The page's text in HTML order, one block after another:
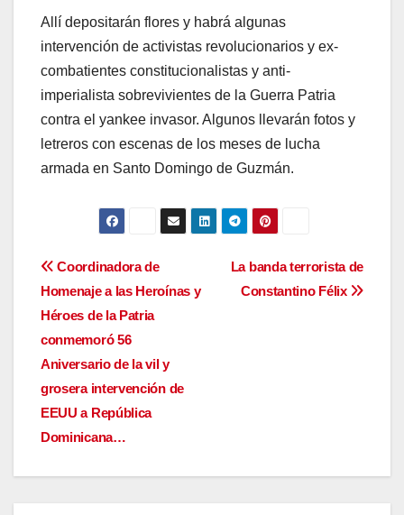
Allí depositarán flores y habrá algunas
intervención de activistas revolucionarios y ex-
combatientes constitucionalistas y anti-
imperialista sobrevivientes de la Guerra Patria
contra el yankee invasor. Algunos llevarán fotos y
letreros con escenas de los meses de lucha
armada en Santo Domingo de Guzmán.
Navegación
de
entradas
La banda terrorista de
Constantino Félix
Coordinadora de
Homenaje a las Heroínas y
Héroes de la Patria
conmemoró 56
Aniversario de la vil y
grosera intervención de
EEUU a República
Dominicana…